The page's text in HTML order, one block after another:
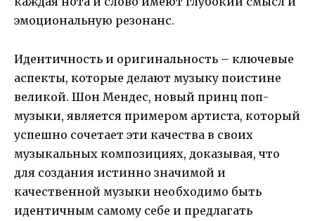
эмоциональную резонанс.
Идентичность и оригинальность – ключевые
аспекты, которые делают музыку поистине
великой. Шон Мендес, новый принц поп-
музыки, является примером артиста, который
успешно сочетает эти качества в своих
музыкальных композициях, доказывая, что
для создания истинно значимой и
качественной музыки необходимо быть
идентичным самому себе и предлагать